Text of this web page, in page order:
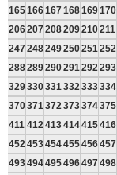
165166167168169170
206207208209210211
247248249250251 252
288289290291 292 293
329330331 332 333334
370371 372 373374375
411 412 413414415416
452 453454455456457
493494495496497498